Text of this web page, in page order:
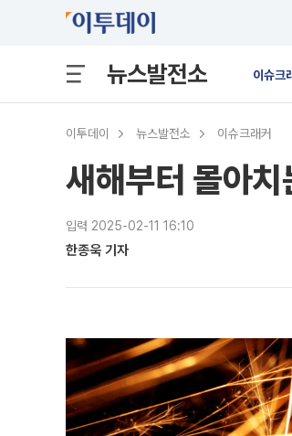
뉴스발전소 이슈크
이투데이 뉴스발전소 이슈크래커
새해부터 몰아
입력 2025-02-11 16:10
한종욱 기자